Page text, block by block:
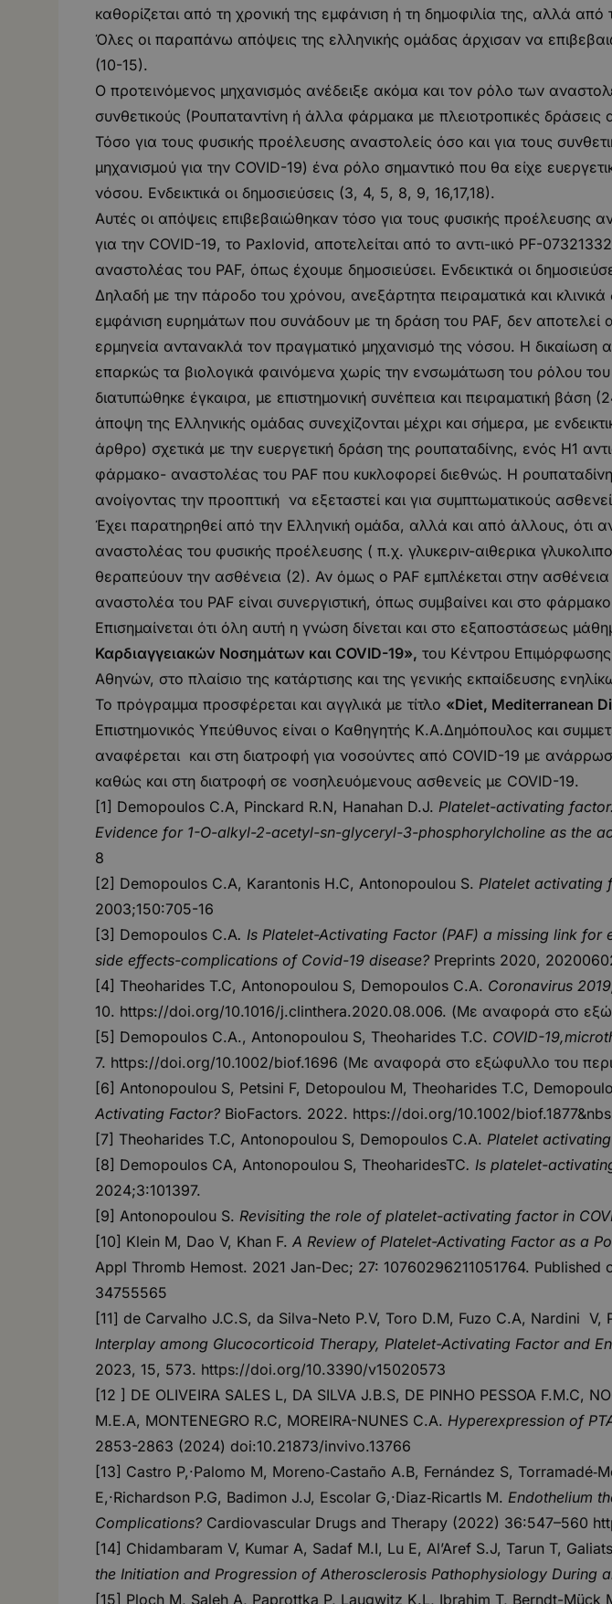
καθορίζεται από τη χρονική της εμφάνιση ή τη δημοφιλία της, αλλά από
Όλες οι παραπάνω απόψεις της ελληνικής ομάδας άρχισαν να
(10-15).
Ο προτεινόμενος μηχανισμός ανέδειξε ακόμα και τον ρόλο των
συνθετικούς (Ρουπαταντίνη ή άλλα φάρμακα με πλειοτροπικές δράσεις
Τόσο για τους φυσικής προέλευσης αναστολείς όσο και για τους
μηχανισμού για την COVID-19) ένα ρόλο σημαντικό που θα είχε
νόσου. Ενδεικτικά οι δημοσιεύσεις (3, 4, 5, 8, 9, 16,17,18).
Αυτές οι απόψεις επιβεβαιώθηκαν τόσο για τους φυσικής προέλευσης
για την COVID-19, το Paxlovid, αποτελείται από το αντι-ιικό PF-
αναστολέας του PAF, όπως έχουμε δημοσιεύσει. Ενδεικτικά οι
Δηλαδή με την πάροδο του χρόνου, ανεξάρτητα πειραματικά και
εμφάνιση ευρημάτων που συνάδουν με τη δράση του PAF, δεν αποτελεί
ερμηνεία αντανακλά τον πραγματικό μηχανισμό της νόσου. Η
επαρκώς τα βιολογικά φαινόμενα χωρίς την ενσωμάτωση του ρόλου του
διατυπώθηκε έγκαιρα, με επιστημονική συνέπεια και πειραματική βάση
άποψη της Ελληνικής ομάδας συνεχίζονται μέχρι και σήμερα, με
άρθρο) σχετικά με την ευεργετική δράση της ρουπαταδίνης, ενός Η1
φάρμακο- αναστολέας του PAF που κυκλοφορεί διεθνώς. Η
ανοίγοντας την προοπτική να εξεταστεί και για συμπτωματικούς
Έχει παρατηρηθεί από την Ελληνική ομάδα, αλλά και από άλλους, ότι
αναστολέας του φυσικής προέλευσης ( π.χ. γλυκεριν-αιθερικα
θεραπεύουν την ασθένεια (2). Αν όμως ο PAF εμπλέκεται στην
αναστολέα του PAF είναι συνεργιστική, όπως συμβαίνει και στο
Επισημαίνεται ότι όλη αυτή η γνώση δίνεται και στο εξαποστάσεως
Καρδιαγγειακών Νοσημάτων και COVID-19», του Κέντρου Επιμόρφωσης
Αθηνών, στο πλαίσιο της κατάρτισης και της γενικής εκπαίδευσης
Το πρόγραμμα προσφέρεται και αγγλικά με τίτλο «Diet, Mediterranean
Επιστημονικός Υπεύθυνος είναι ο Καθηγητής Κ.Α.Δημόπουλος και
αναφέρεται και στη διατροφή για νοσούντες από COVID-19 με
καθώς και στη διατροφή σε νοσηλευόμενους ασθενείς με COVID-19.
[1] Demopoulos C.A, Pinckard R.N, Hanahan D.J. Platelet-activating factor.
Evidence for 1-O-alkyl-2-acetyl-sn-glyceryl-3-phosphorylcholine as the
8
[2] Demopoulos C.A, Karantonis H.C, Antonopoulou S. Platelet activating
2003;150:705-16
[3] Demopoulos C.A. Is Platelet-Activating Factor (PAF) a missing link
side effects-complications of Covid-19 disease? Preprints 2020,
[4] Theoharides T.C, Antonopoulou S, Demopoulos C.A. Coronavirus
10. https://doi.org/10.1016/j.clinthera.2020.08.006. (Με αναφορά στο
[5] Demopoulos C.A., Antonopoulou S, Theoharides T.C. COVID-
7. https://doi.org/10.1002/biof.1696 (Με αναφορά στο εξώφυλλο του
[6] Antonopoulou S, Petsini F, Detopoulou M, Theoharides T.C,
Activating Factor? BioFactors. 2022. https://doi.org/10.1002/
[7] Theoharides T.C, Antonopoulou S, Demopoulos C.A. Platelet
[8] Demopoulos CA, Antonopoulou S, TheoharidesTC. Is platelet-
2024;3:101397.
[9] Antonopoulou S. Revisiting the role of platelet-activating factor in
[10] Klein M, Dao V, Khan F. A Review of Platelet-Activating Factor as a
Appl Thromb Hemost. 2021 Jan-Dec; 27: 10760296211051764. Published
34755565
[11] de Carvalho J.C.S, da Silva-Neto P.V, Toro D.M, Fuzo C.A, Nardini
Interplay among Glucocorticoid Therapy, Platelet-Activating Factor and
2023, 15, 573. https://doi.org/10.3390/v15020573
[12 ] DE OLIVEIRA SALES L, DA SILVA J.B.S, DE PINHO PESSOA F.M.C,
M.E.A, MONTENEGRO R.C, MOREIRA-NUNES C.A. Hyperexpression of
2853-2863 (2024) doi:10.21873/invivo.13766
[13] Castro P,·Palomo M, Moreno‑Castaño A.B, Fernández S,
E,·Richardson P.G, Badimon J.J, Escolar G,·Diaz‑RicartIs M. Endothelium
Complications? Cardiovascular Drugs and Therapy (2022) 36:547–560
[14] Chidambaram V, Kumar A, Sadaf M.I, Lu E, Al’Aref S.J, Tarun T,
the Initiation and Progression of Atherosclerosis Pathophysiology During
[15] Ploch M, Saleh A, Paprottka P, Laugwitz K.L, Ibrahim T, Berndt-